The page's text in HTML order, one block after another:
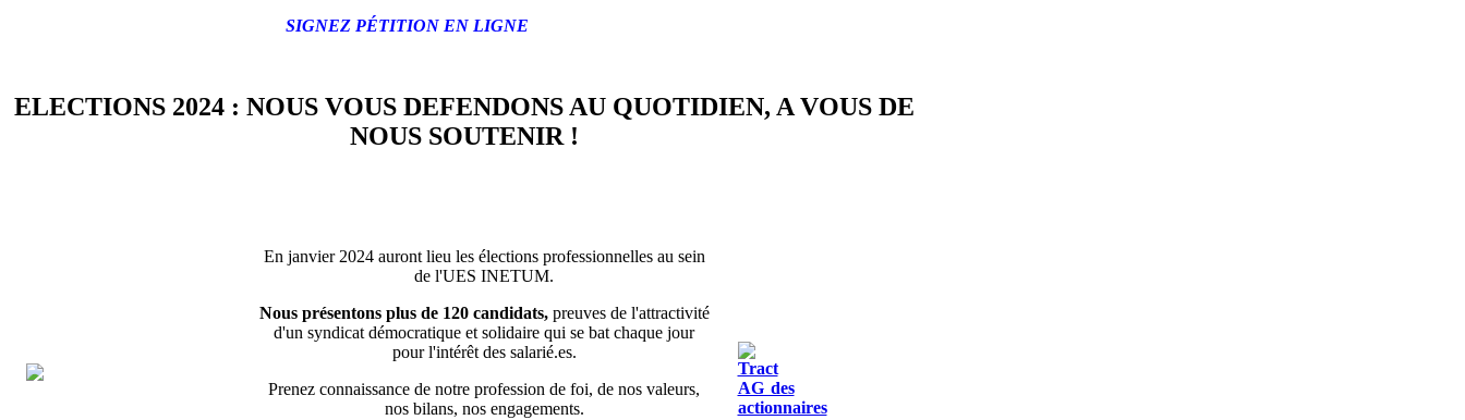
SIGNEZ PÉTITION EN LIGNE
ELECTIONS 2024 : NOUS VOUS DEFENDONS AU QUOTIDIEN, A VOUS DE
NOUS SOUTENIR !
En janvier 2024 auront lieu les élections professionnelles au sein
de l'UES INETUM.
Nous présentons plus de 120 candidats,preuves de l'attractivité
d'un syndicat démocratique et solidaire qui se bat chaque jour
pour l'intérêt des salarié.es.
Prenez connaissance de notre profession de foi, de nos valeurs,
nos bilans, nos engagements.